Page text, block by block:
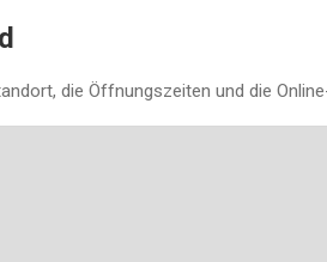
die Öffnungszeiten und die